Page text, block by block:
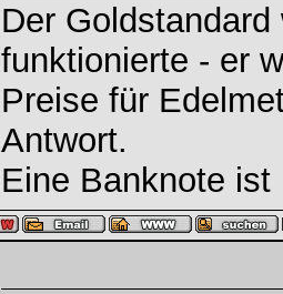
Der
funktionierte - er
Preise für
Antwort.
Eine Banknote